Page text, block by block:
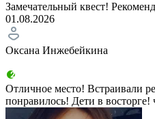
Замечательный квест!
01.08.2026
Оксана Инжебейкина
Отличное место! Встраивали
понравилось! Дети в восторге!